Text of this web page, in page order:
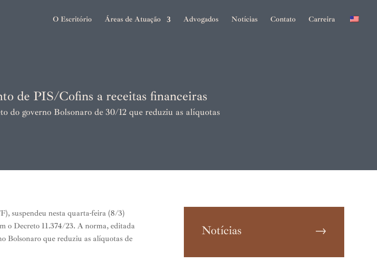
O Escritório Áreas de Atuação Advogados Notícias Contato Carreira
de PIS/Cofins a receitas financeiras
do governo Bolsonaro de 30/12 que reduziu as alíquotas
suspendeu nesta quarta-feira (8/3)
o Decreto 11.374/23. A norma, editada
Bolsonaro que reduziu as alíquotas de
Notícias →